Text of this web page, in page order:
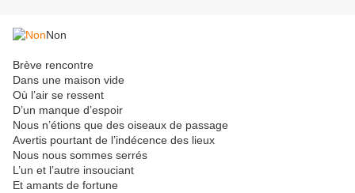
Non
Brève rencontre
Dans une maison vide
Où l’air se ressent
D’un manque d’espoir
Nous n’étions que des oiseaux de passage
Avertis pourtant de l’indécence des lieux
Nous nous sommes serrés
L’un et l’autre insouciant
Et amants de fortune